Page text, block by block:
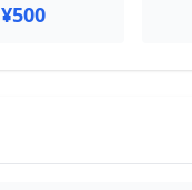
¥500